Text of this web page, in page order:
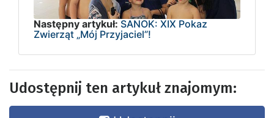
Następny artykuł: SANOK: XIX Pokaz
Zwierząt „Mój Przyjaciel”!
Udostępnij ten artykuł znajomym: